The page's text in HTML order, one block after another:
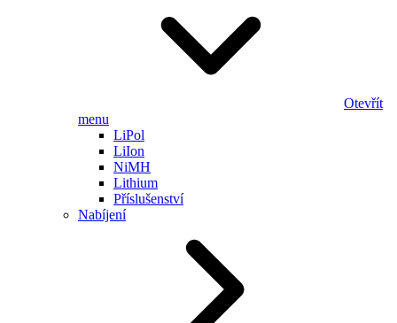
Otevřít
menu
LiPol
LiIon
NiMH
Lithium
Příslušenství
Nabíjení